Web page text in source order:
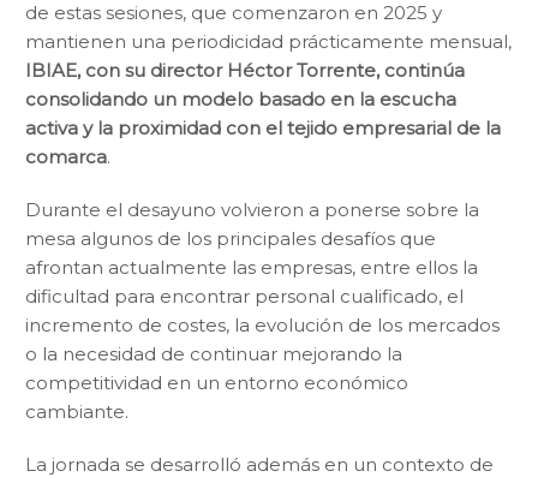
de estas sesiones, que comenzaron en 2025 y
mantienen una periodicidad prácticamente mensual,
IBIAE, con su director Héctor Torrente, continúa
consolidando un modelo basado en la escucha
activa y la proximidad con el tejido empresarial de la
comarca.
Durante el desayuno volvieron a ponerse sobre la
mesa algunos de los principales desafíos que
afrontan actualmente las empresas, entre ellos la
dificultad para encontrar personal cualificado, el
incremento de costes, la evolución de los mercados
o la necesidad de continuar mejorando la
competitividad en un entorno económico
cambiante.
La jornada se desarrolló además en un contexto de